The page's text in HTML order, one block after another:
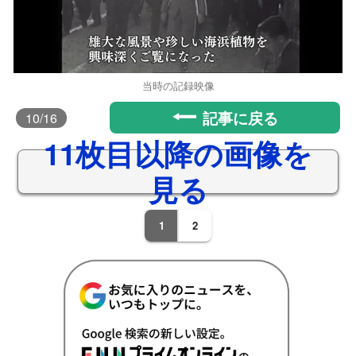
当時の記録映像
10/16 記事に戻る
11枚目以降の画像を
見る
1 2